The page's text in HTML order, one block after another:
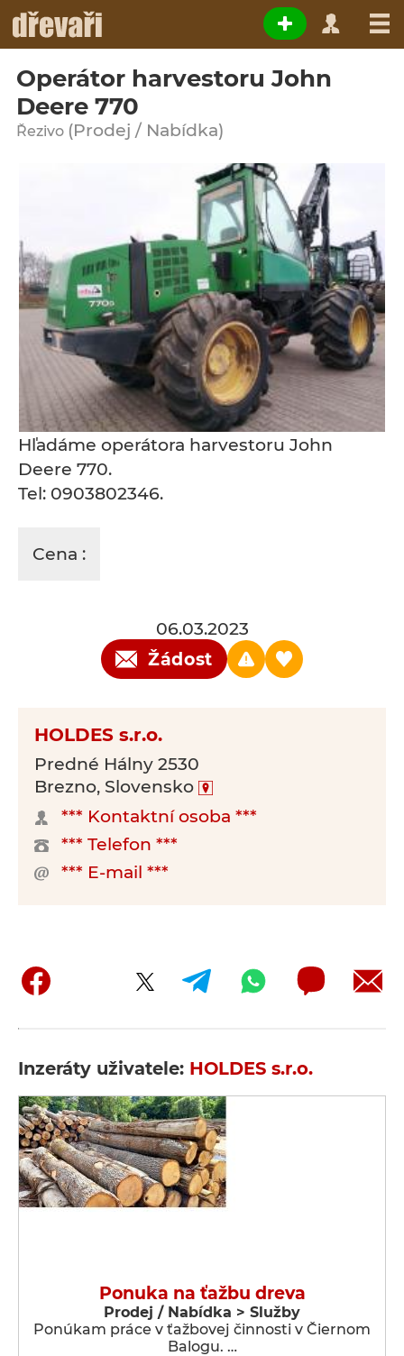
Operátor harvestoru John
Deere 770
Řezivo (Prodej / Nabídka)
Hľadáme operátora harvestoru John
Deere 770.
Tel: 0903802346.
Cena :
06.03.2023
Žádost
HOLDES s.r.o.
Predné Hálny 2530
Brezno, Slovensko
*** Kontaktní osoba ***
*** Telefon ***
*** E-mail ***
Inzeráty uživatele: HOLDES s.r.o.
Ponuka na ťažbu dreva
Prodej / Nabídka > Služby
Ponúkam práce v ťažbovej činnosti v Čiernom
Balogu. …